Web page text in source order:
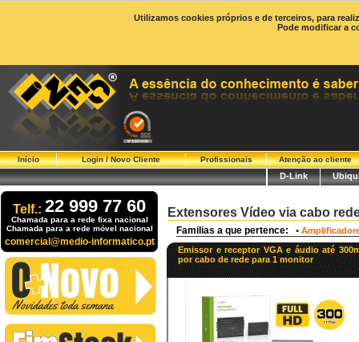
Utilizamos cookies próprios e de terceiros, para
Pode modificar a
Início Login / Novo Cliente Profissionais Atenção ao cliente
D-Link
Telf.: 22 999 77 60
Chamada para a rede fixa nacional
Chamada para a rede móvel nacional
comercial@medio-informatico.pt
Extensores Vídeo via cabo
Familias a que pertence: •
Emissor e receptor VGA e áudio até
por cabo de rede para 1 monitor